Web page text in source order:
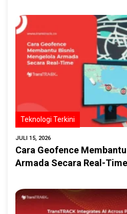
Teknologi Terkini
JULI 15, 2026
Cara Geofence
Armada Secara Real-Time